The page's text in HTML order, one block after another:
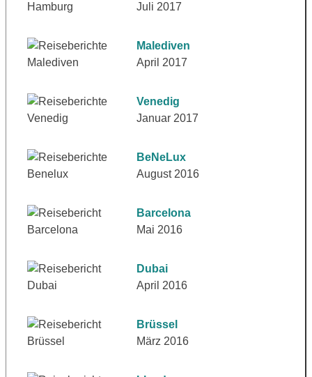
Juli 2017
Malediven
April 2017
Venedig
Januar 2017
BeNeLux
August 2016
Barcelona
Mai 2016
Dubai
April 2016
Brüssel
März 2016